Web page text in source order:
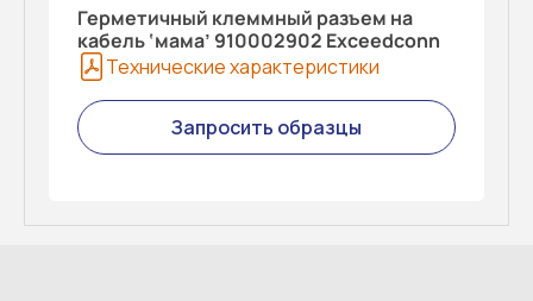
Герметичный клеммный разъем на
кабель ‘мама’ 910002902 Exceedconn
Технические характеристики
Запросить образцы